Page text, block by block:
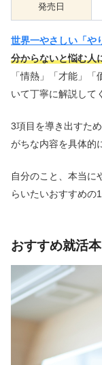
発売日
世界一やさしい「や
分からないと悩む人
「情熱」「才能」
いて丁寧に解説して
3項目を導き出すた
がちな内容を具体的
自分のこと、本当に
らいたいおすすめの1
おすすめ就活